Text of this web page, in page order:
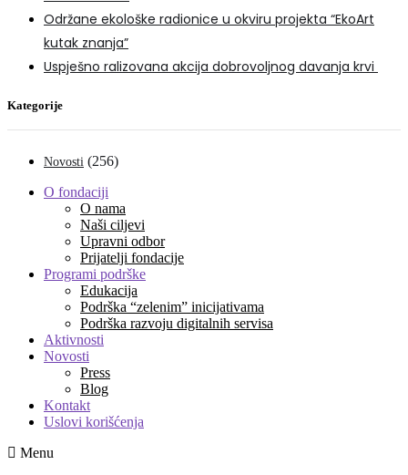
Održane ekološke radionice u okviru projekta “EkoArt
kutak znanja”
Uspješno ralizovana akcija dobrovoljnog davanja krvi
Kategorije
Novosti (256)
O fondaciji
O nama
Naši ciljevi
Upravni odbor
Prijatelji fondacije
Programi podrške
Edukacija
Podrška “zelenim” inicijativama
Podrška razvoju digitalnih servisa
Aktivnosti
Novosti
Press
Blog
Kontakt
Uslovi korišćenja
Menu